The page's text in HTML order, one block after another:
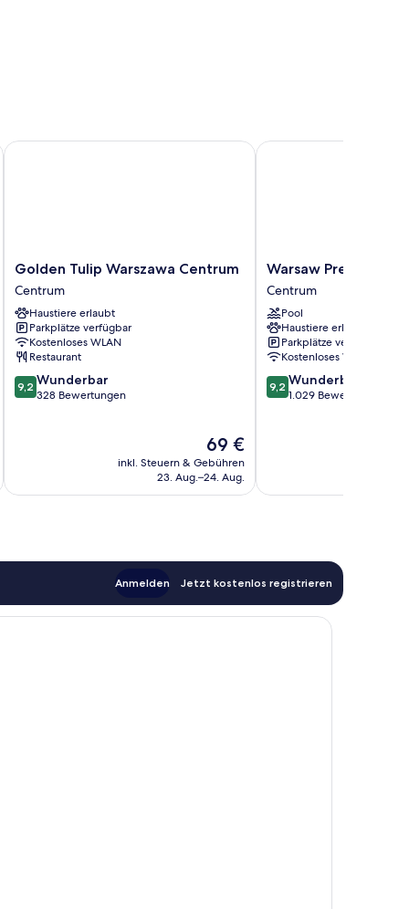
Golden
Tulip
Warszawa
Centrum
Centrum
Golden Tulip Warszawa Centrum
Centrum
Haustiere erlaubt
Parkplätze verfügbar
Kostenloses WLAN
Restaurant
9.2
von
9,2 Wunderbar
328 Bewertungen
Der
Preis
beträgt
69 €
inkl. Steuern & Gebühren
23. Aug.–24. Aug.
Golden Tulip Warszawa Centrum
Warsaw
Presidential
Hotel
Centrum
Warsaw
Centrum
Pool
Haustiere erlaubt
Parkplätze verfügbar
Kostenloses WLAN
9.2
von
9,2 Wunderbar
1.029 Bewertungen
Warsaw Presidential
Anmelden Jetzt kostenlos registrieren